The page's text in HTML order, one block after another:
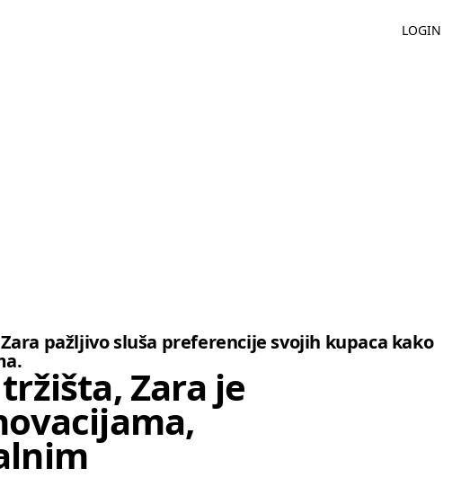
LOGIN
mekoću pokreta, laganu tkaninu i elegantnu, minimalističku siluetu.
pažljivo sluša preferencije svojih kupaca kako
Zara je